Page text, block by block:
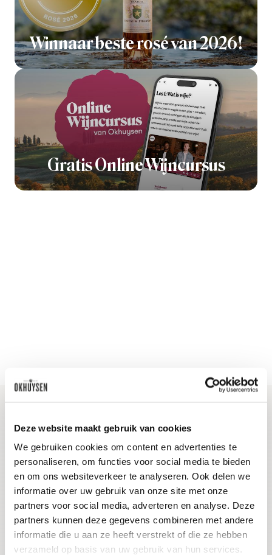
Deze website maakt gebruik van cookies
We gebruiken cookies om content en advertenties te
personaliseren, om functies voor social media te bieden
en om ons websiteverkeer te analyseren. Ook delen we
informatie over uw gebruik van onze site met onze
partners voor social media, adverteren en analyse. Deze
partners kunnen deze gegevens combineren met andere
informatie die u aan ze heeft verstrekt of die ze hebben
verzameld op basis van uw gebruik van hun services.
Winnaar beste rosé van 2026!
Gratis Online Wijncursus
Blijf op de hoogte
Ontvang het laatste wijnnieuws, proeverijen en
evenementen
E-mailadres
Aanmelden